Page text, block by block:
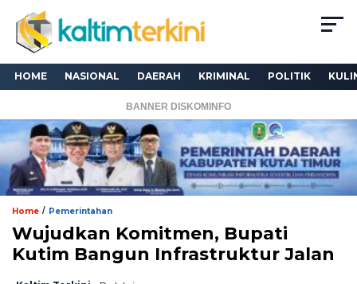
HOME NASIONAL DAERAH KRIMINAL POLITIK
BANNER DISKOMINFO
Home / Pemerintahan
Wujudkan Komitmen, Bupati
Kutim Bangun Infrastruktur Jalan